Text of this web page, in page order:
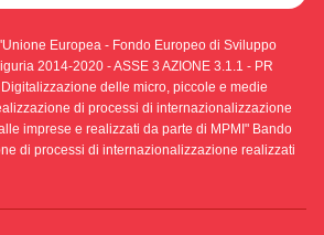
Europea - Fondo Europeo di Sviluppo
2014-2020 - ASSE 3 AZIONE 3.1.1 - PR
delle micro, piccole e medie
di processi di internazionalizzazione
imprese e realizzati da parte di MPMI" Bando
di processi di internazionalizzazione realizzati